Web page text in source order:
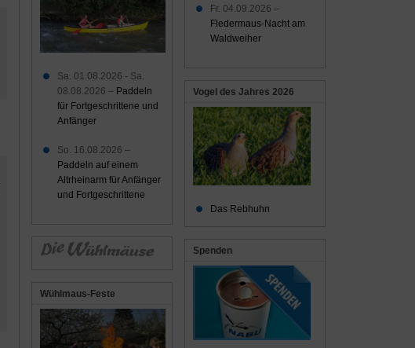
Fr. 04.09.2026 –
Fledermaus-Nacht am
Waldweiher
Vogel des Jahres 2026
Das Rebhuhn
Spenden
Sa. 01.08.2026 - Sa.
08.08.2026 – Paddeln
für Fortgeschrittene und
Anfänger
So. 16.08.2026 –
Paddeln auf einem
Altrheinarm für Anfänger
und Fortgeschrittene
Wühlmaus-Feste